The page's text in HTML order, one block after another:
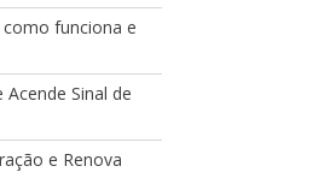
funciona e
Sinal de
e Renova